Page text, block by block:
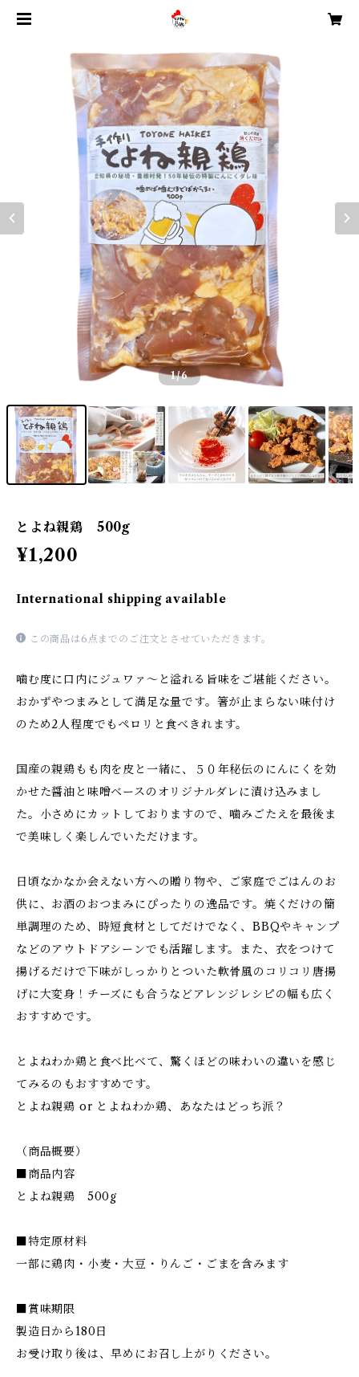
1/6
とよね親鶏 500g
¥1,200
International shipping available
この商品は6点までのご注文とさせていただきます。
噛む度に口内にジュワァ～と溢れる旨味をご堪能ください。
おかずやつまみとして満足な量です。箸が止まらない味付け
のため2人程度でもペロリと食べきれます。
国産の親鶏もも肉を皮と一緒に、５０年秘伝のにんにくを効
かせた醤油と味噌ベースのオリジナルダレに漬け込みまし
た。小さめにカットしておりますので、噛みごたえを最後ま
で美味しく楽しんでいただけます。
日頃なかなか会えない方への贈り物や、ご家庭でごはんのお
供に、お酒のおつまみにぴったりの逸品です。焼くだけの簡
単調理のため、時短食材としてだけでなく、BBQやキャンプ
などのアウトドアシーンでも活躍します。また、衣をつけて
揚げるだけで下味がしっかりとついた軟骨風のコリコリ唐揚
げに大変身！チーズにも合うなどアレンジレシピの幅も広く
おすすめです。
とよねわか鶏と食べ比べて、驚くほどの味わいの違いを感じ
てみるのもおすすめです。
とよね親鶏 or とよねわか鶏、あなたはどっち派？
（商品概要）
■商品内容
とよね親鶏 500g
■特定原材料
一部に鶏肉・小麦・大豆・りんご・ごまを含みます
■賞味期限
製造日から180日
お受け取り後は、早めにお召し上がりください。